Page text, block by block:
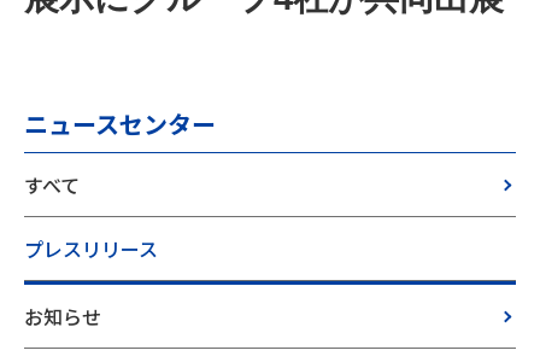
ニュースセンター
すべて
プレスリリース
お知らせ